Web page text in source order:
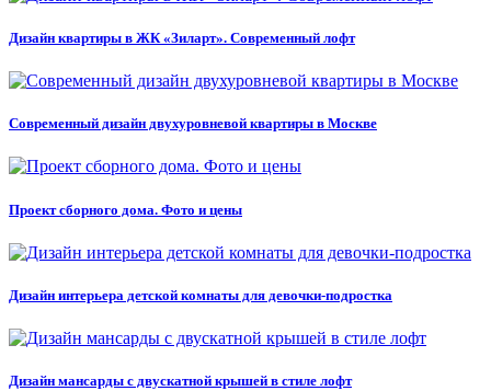
Дизайн квартиры в ЖК «Зиларт». Современный лофт
Современный дизайн двухуровневой квартиры в Москве
Проект сборного дома. Фото и цены
Дизайн интерьера детской комнаты для девочки-подростка
Дизайн мансарды с двускатной крышей в стиле лофт